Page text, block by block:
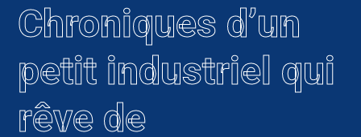
Chroniques d’un
petit industriel qui
rêve de